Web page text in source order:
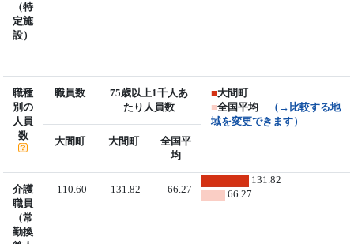
（特
定施
設）
職種
別の
人員
数
職員数
75歳以上1千人あ
たり人員数
■大間町
■全国平均
（→比較する地
域を変更できます）
大間町
大間町
全国平
均
介護
職員
（常
勤換
110.60 131.82 66.27
131.82
66.27